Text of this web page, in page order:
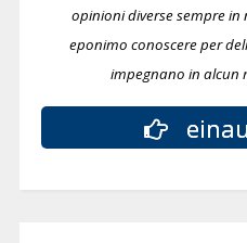
opinioni diverse sempre
eponimo conoscere per
impegnano in alcun